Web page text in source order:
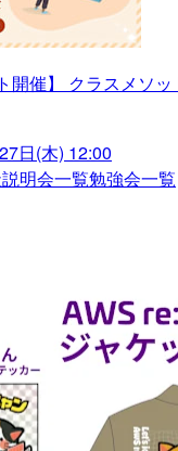
開催】 クラスメソ
日(木) 12:00
明会一覧勉強会一覧